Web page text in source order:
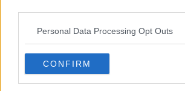
Personal Data Processing Opt Outs
CONFIRM
di un altro indagato.
La Procura della Repubblica di Bergamo
posizione di un italiano, lì residente, indagato
riciclaggio ed esercizio abusivo
finanziaria, ritenuto uno dei principali cambia